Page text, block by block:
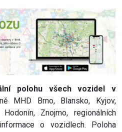
polohu všech vozidel v
MHD Brno, Blansko, Kyjov,
Znojmo, regionálních
o vozidlech. Poloha